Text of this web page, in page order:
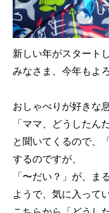
新しい年がスタート
みなさま、今年もよ
おしゃべりが好きな
「ママ、どうしたん
と聞いてくるので、
するのですが、
「〜だい？」が、ま
ようで、気に入って